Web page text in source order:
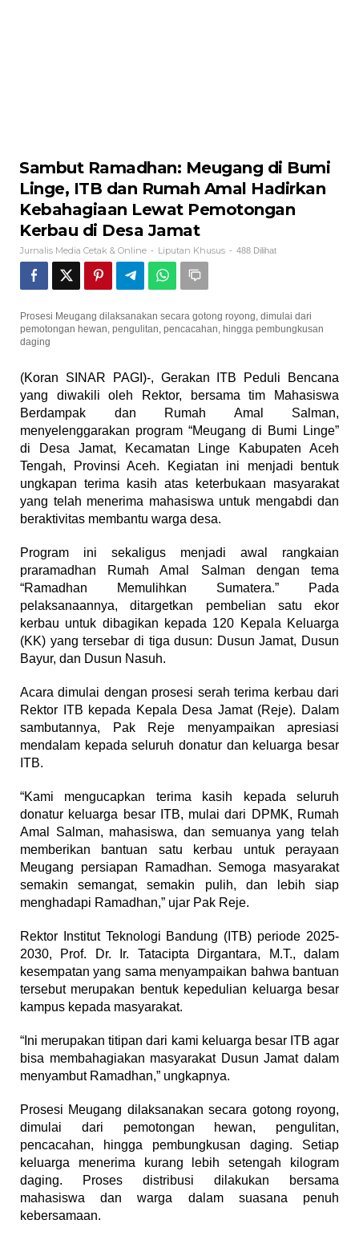
Sambut Ramadhan: Meugang di Bumi
Linge, ITB dan Rumah Amal Hadirkan
Kebahagiaan Lewat Pemotongan
Kerbau di Desa Jamat
Jurnalis Media Cetak & Online - Liputan Khusus - 488 Dilihat
Prosesi Meugang dilaksanakan secara gotong royong, dimulai dari
pemotongan hewan, pengulitan, pencacahan, hingga pembungkusan
daging
(Koran SINAR PAGI)-, Gerakan ITB Peduli Bencana
yang diwakili oleh Rektor, bersama tim Mahasiswa
Berdampak dan Rumah Amal Salman,
menyelenggarakan program “Meugang di Bumi Linge”
di Desa Jamat, Kecamatan Linge Kabupaten Aceh
Tengah, Provinsi Aceh. Kegiatan ini menjadi bentuk
ungkapan terima kasih atas keterbukaan masyarakat
yang telah menerima mahasiswa untuk mengabdi dan
beraktivitas membantu warga desa.
Program ini sekaligus menjadi awal rangkaian
praramadhan Rumah Amal Salman dengan tema
“Ramadhan Memulihkan Sumatera.” Pada
pelaksanaannya, ditargetkan pembelian satu ekor
kerbau untuk dibagikan kepada 120 Kepala Keluarga
(KK) yang tersebar di tiga dusun: Dusun Jamat, Dusun
Bayur, dan Dusun Nasuh.
Acara dimulai dengan prosesi serah terima kerbau dari
Rektor ITB kepada Kepala Desa Jamat (Reje). Dalam
sambutannya, Pak Reje menyampaikan apresiasi
mendalam kepada seluruh donatur dan keluarga besar
ITB.
“Kami mengucapkan terima kasih kepada seluruh
donatur keluarga besar ITB, mulai dari DPMK, Rumah
Amal Salman, mahasiswa, dan semuanya yang telah
memberikan bantuan satu kerbau untuk perayaan
Meugang persiapan Ramadhan. Semoga masyarakat
semakin semangat, semakin pulih, dan lebih siap
menghadapi Ramadhan,” ujar Pak Reje.
Rektor Institut Teknologi Bandung (ITB) periode 2025-
2030, Prof. Dr. Ir. Tatacipta Dirgantara, M.T., dalam
kesempatan yang sama menyampaikan bahwa bantuan
tersebut merupakan bentuk kepedulian keluarga besar
kampus kepada masyarakat.
“Ini merupakan titipan dari kami keluarga besar ITB agar
bisa membahagiakan masyarakat Dusun Jamat dalam
menyambut Ramadhan,” ungkapnya.
Prosesi Meugang dilaksanakan secara gotong royong,
dimulai dari pemotongan hewan, pengulitan,
pencacahan, hingga pembungkusan daging. Setiap
keluarga menerima kurang lebih setengah kilogram
daging. Proses distribusi dilakukan bersama
mahasiswa dan warga dalam suasana penuh
kebersamaan.